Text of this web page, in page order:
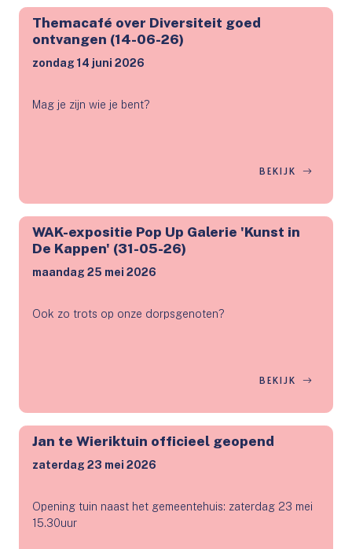
Themacafé over Diversiteit goed
ontvangen (14-06-26)
zondag 14 juni 2026
Mag je zijn wie je bent?
BEKIJK
WAK-expositie Pop Up Galerie 'Kunst in
De Kappen' (31-05-26)
maandag 25 mei 2026
Ook zo trots op onze dorpsgenoten?
BEKIJK
Jan te Wieriktuin officieel geopend
zaterdag 23 mei 2026
Opening tuin naast het gemeentehuis: zaterdag 23 mei
15.30uur